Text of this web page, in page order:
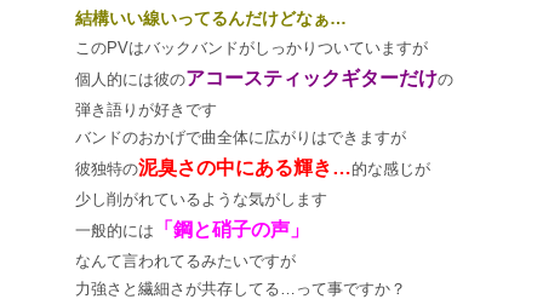
結構いい線いってるんだけどなぁ…
このPVはバックバンドがしっかりついていますが
個人的には彼のアコースティックギターだけの
弾き語りが好きです
バンドのおかげで曲全体に広がりはできますが
彼独特の泥臭さの中にある輝き…的な感じが
少し削がれているような気がします
一般的には
「鋼と硝子の声」
なんて言われてるみたいですが
力強さと繊細さが共存してる…って事ですか？